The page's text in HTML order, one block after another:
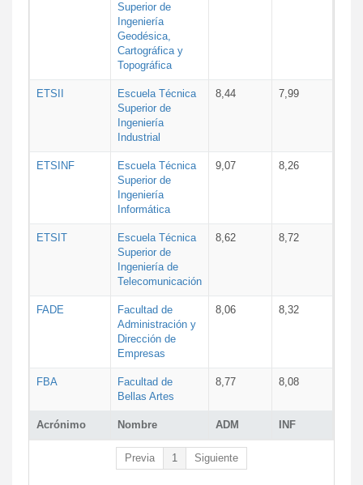
Acrónimo Nombre ADM INF
Superior de
Ingeniería
Geodésica,
Cartográfica y
Topográfica
ETSII
Escuela Técnica
Superior de
Ingeniería
Industrial
8,44 7,99
ETSINF
Escuela Técnica
Superior de
Ingeniería
Informática
9,07 8,26
ETSIT
Escuela Técnica
Superior de
Ingeniería de
Telecomunicación
8,62 8,72
FADE
Facultad de
Administración y
Dirección de
Empresas
8,06 8,32
FBA
Facultad de
Bellas Artes
8,77 8,08
Previa 1 Siguiente